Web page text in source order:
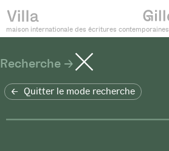
maison internationale des écritures contemporaines
Recherche
Quitter le mode recherche